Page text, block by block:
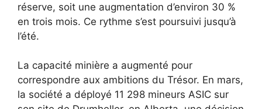
réserve, soit une augmentation d’environ 30 %
en trois mois. Ce rythme s’est poursuivi jusqu’à
l’été.
La capacité minière a augmenté pour
correspondre aux ambitions du Trésor. En mars,
la société a déployé 11 298 mineurs ASIC sur